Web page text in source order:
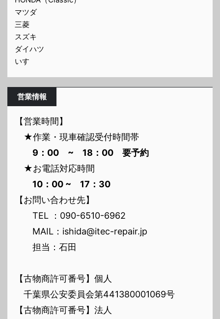
マツダ
三菱
スズキ
ダイハツ
いすゞ
営業情報
【営業時間】
★作業・現車確認受付時間帯
9：00 ~ 18：00 要予約
★お電話対応時間
10：00 ~ 17：30
【お問い合わせ先】
TEL ：090-6510-6962
MAIL：ishida@itec-repair.jp
担当：石田
【古物商許可番号】個人
千葉県公安委員会第441380001069号
【古物商許可番号】法人